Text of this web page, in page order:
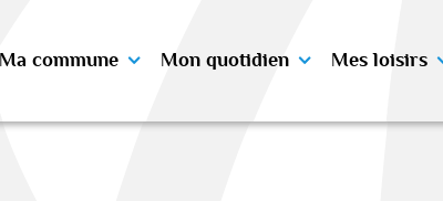
Ma commune Mon quotidien Mes loisirs